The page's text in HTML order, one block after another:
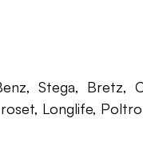
Stega, Bretz,
Longlife,